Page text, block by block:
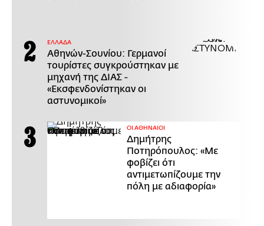
ΕΛΛΑΔΑ
Αθηνών-Σουνίου: Γερμανοί
τουρίστες συγκρούστηκαν με
μηχανή της ΔΙΑΣ -
«Εκσφενδονίστηκαν οι
αστυνομικοί»
ΟΙ ΑΘΗΝΑΙΟΙ
Δημήτρης
Ποτηρόπουλος: «Με
φοβίζει ότι
αντιμετωπίζουμε την
πόλη με αδιαφορία»